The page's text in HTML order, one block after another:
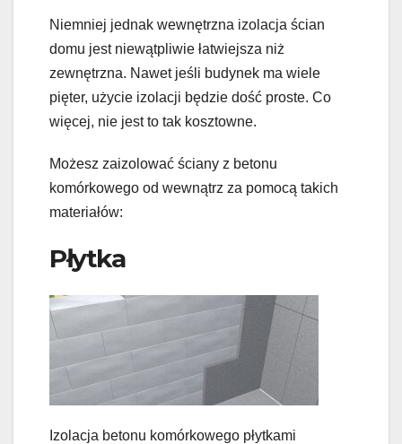
Niemniej jednak wewnętrzna izolacja ścian
domu jest niewątpliwie łatwiejsza niż
zewnętrzna. Nawet jeśli budynek ma wiele
pięter, użycie izolacji będzie dość proste. Co
więcej, nie jest to tak kosztowne.
Możesz zaizolować ściany z betonu
komórkowego od wewnątrz za pomocą takich
materiałów:
Płytka
Izolacja betonu komórkowego płytkami